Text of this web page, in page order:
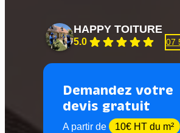
HAPPY TOITURE
5.0 07
Demandez votre
devis gratuit
A partir de 10€ HT du m²